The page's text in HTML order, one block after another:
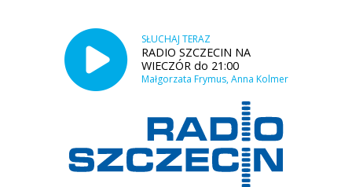
SŁUCHAJ TERAZ
RADIO SZCZECIN NA
WIECZÓR do 21:00
Małgorzata Frymus, Anna Kolmer